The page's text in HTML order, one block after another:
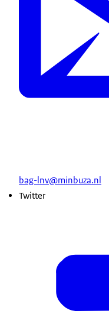
bag-lnv@minbuza.nl
Twitter